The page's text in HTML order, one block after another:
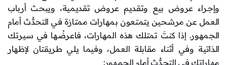
وإجراء عروض بيع وتقديم عروض تقديمية، ويبحث أرباب
العمل عن مرشحين يتمتعون بمهارات ممتازة في التحدُّث أمام
الجمهور. إذا كنتَ تمتلك هذه المهارات، فاعرضْها في سيرتك
الذاتية وفي أثناء مقابلة العمل، وفيما يلي طريقتان لإظهار
مهاراتك في التحدُّث أمام الجمهور: